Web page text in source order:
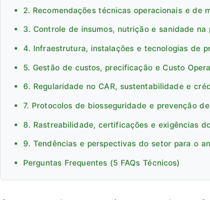
2. Recomendações técnicas operacionais e de
3. Controle de insumos, nutrição e sanidade na
4. Infraestrutura, instalações e tecnologias de
5. Gestão de custos, precificação e Custo
6. Regularidade no CAR, sustentabilidade e
7. Protocolos de biosseguridade e prevenção
8. Rastreabilidade, certificações e exigências
9. Tendências e perspectivas do setor para o
Perguntas Frequentes (5 FAQs Técnicos)